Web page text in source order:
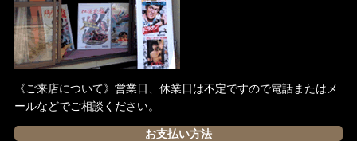
《ご来店について》営業日、休業日は不定ですので電話またはメ
ールなどでご相談ください。
お支払い方法